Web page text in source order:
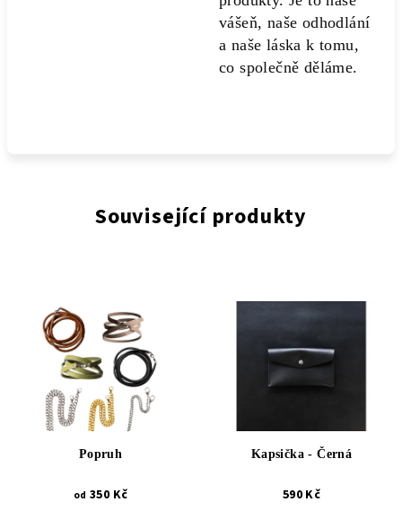
vášeň, naše odhodlání
a naše láska k tomu,
co společně děláme.
Související produkty
Popruh
od 350 Kč
Kapsička - Černá
590 Kč